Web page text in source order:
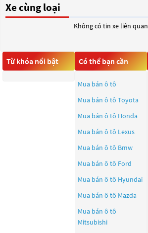
Xe cùng loại
Không có tin xe liên quan
Từ khóa nổi bật Có thể bạn cần
Mua bán ô tô
Mua bán ô tô Toyota
Mua bán ô tô Honda
Mua bán ô tô Lexus
Mua bán ô tô Bmw
Mua bán ô tô Ford
Mua bán ô tô Hyundai
Mua bán ô tô Mazda
Mua bán ô tô
Mitsubishi